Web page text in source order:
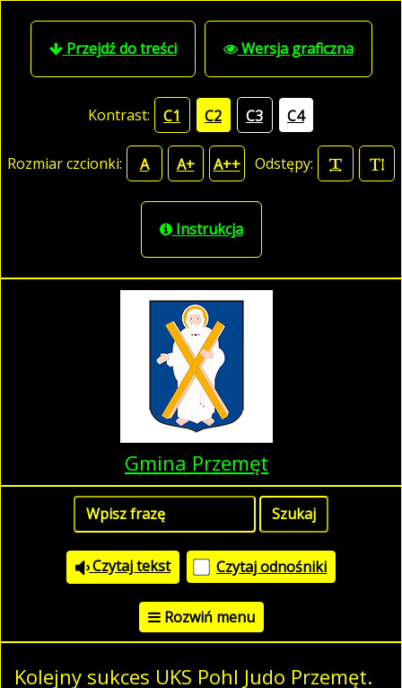
Przejdź do treści Wersja graficzna
Kontrast: C1 C2 C3 C4
Rozmiar czcionki: A A+ A++ Odstępy:
Instrukcja
Gmina Przemęt
Czytaj tekst Czytaj odnośniki
Rozwiń menu
Kolejny sukces UKS Pohl Judo Przemęt.